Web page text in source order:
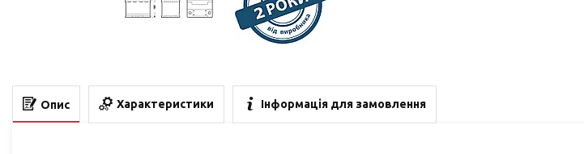
Опис Характеристики Інформація для замовлення